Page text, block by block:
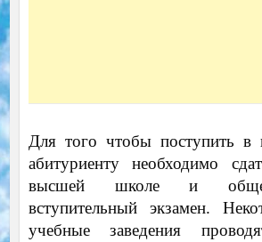
Для того чтобы поступить в
абитуриенту необходимо
высшей школе и
вступительный экзамен.
учебные заведения